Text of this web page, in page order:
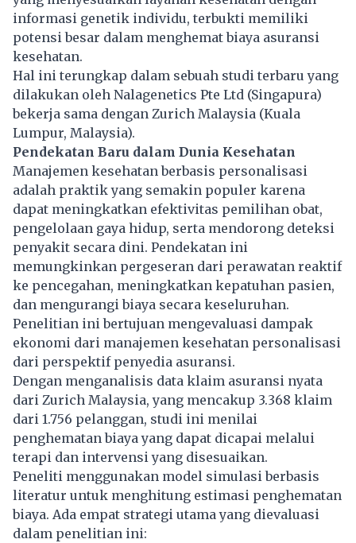
informasi genetik individu, terbukti memiliki
potensi besar dalam menghemat biaya asuransi
kesehatan.
Hal ini terungkap dalam sebuah studi terbaru yang
dilakukan oleh Nalagenetics Pte Ltd (Singapura)
bekerja sama dengan Zurich Malaysia (Kuala
Lumpur, Malaysia).
Pendekatan Baru dalam Dunia Kesehatan
Manajemen kesehatan berbasis personalisasi
adalah praktik yang semakin populer karena
dapat meningkatkan efektivitas pemilihan obat,
pengelolaan gaya hidup, serta mendorong deteksi
penyakit secara dini. Pendekatan ini
memungkinkan pergeseran dari perawatan reaktif
ke pencegahan, meningkatkan kepatuhan pasien,
dan mengurangi biaya secara keseluruhan.
Penelitian ini bertujuan mengevaluasi dampak
ekonomi dari manajemen kesehatan personalisasi
dari perspektif penyedia asuransi.
Dengan menganalisis data klaim asuransi nyata
dari Zurich Malaysia, yang mencakup 3.368 klaim
dari 1.756 pelanggan, studi ini menilai
penghematan biaya yang dapat dicapai melalui
terapi dan intervensi yang disesuaikan.
Peneliti menggunakan model simulasi berbasis
literatur untuk menghitung estimasi penghematan
biaya. Ada empat strategi utama yang dievaluasi
dalam penelitian ini: